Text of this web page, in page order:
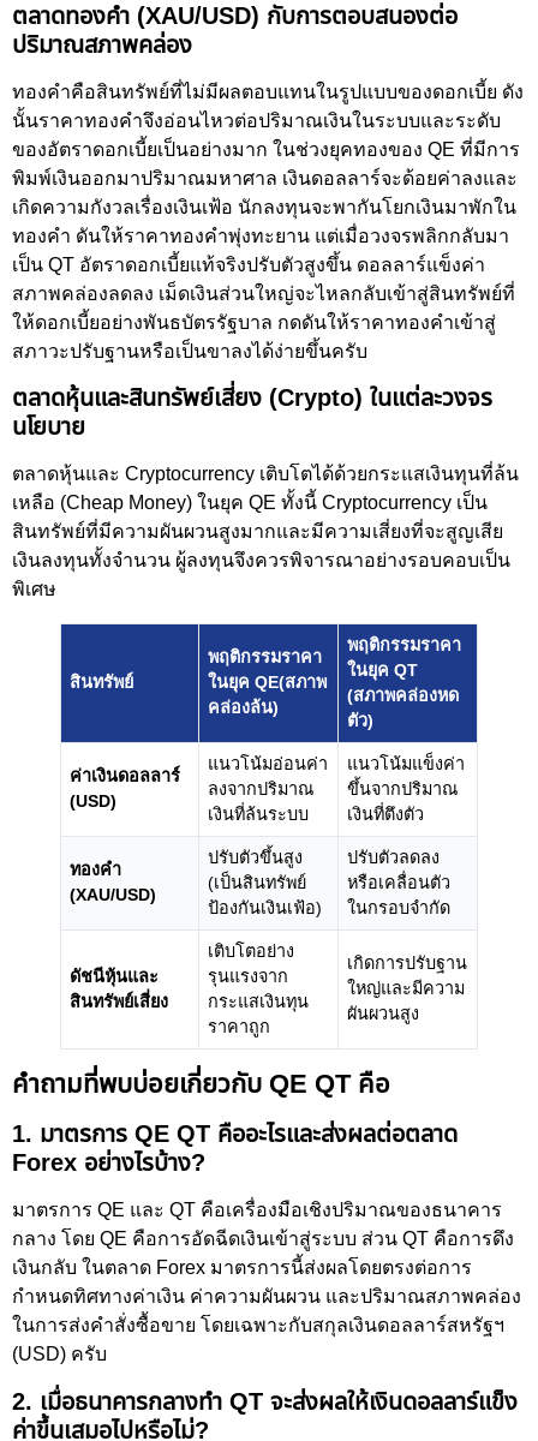
ตลาดทองคำ (XAU/USD) กับการตอบสนองต่อ
ปริมาณสภาพคล่อง
ทองคำคือสินทรัพย์ที่ไม่มีผลตอบแทนในรูปแบบของดอกเบี้ย ดัง
นั้นราคาทองคำจึงอ่อนไหวต่อปริมาณเงินในระบบและระดับ
ของอัตราดอกเบี้ยเป็นอย่างมาก ในช่วงยุคทองของ QE ที่มีการ
พิมพ์เงินออกมาปริมาณมหาศาล เงินดอลลาร์จะด้อยค่าลงและ
เกิดความกังวลเรื่องเงินเฟ้อ นักลงทุนจะพากันโยกเงินมาพักใน
ทองคำ ดันให้ราคาทองคำพุ่งทะยาน แต่เมื่อวงจรพลิกกลับมา
เป็น QT อัตราดอกเบี้ยแท้จริงปรับตัวสูงขึ้น ดอลลาร์แข็งค่า
สภาพคล่องลดลง เม็ดเงินส่วนใหญ่จะไหลกลับเข้าสู่สินทรัพย์ที่
ให้ดอกเบี้ยอย่างพันธบัตรรัฐบาล กดดันให้ราคาทองคำเข้าสู่
สภาวะปรับฐานหรือเป็นขาลงได้ง่ายขึ้นครับ
ตลาดหุ้นและสินทรัพย์เสี่ยง (Crypto) ในแต่ละวงจร
นโยบาย
ตลาดหุ้นและ Cryptocurrency เติบโตได้ด้วยกระแสเงินทุนที่ล้น
เหลือ (Cheap Money) ในยุค QE ทั้งนี้ Cryptocurrency เป็น
สินทรัพย์ที่มีความผันผวนสูงมากและมีความเสี่ยงที่จะสูญเสีย
เงินลงทุนทั้งจำนวน ผู้ลงทุนจึงควรพิจารณาอย่างรอบคอบเป็น
พิเศษ
สินทรัพย์
พฤติกรรมราคา
ในยุค QE(สภาพ
คล่องล้น)
พฤติกรรมราคา
ในยุค QT
(สภาพคล่องหด
ตัว)
ค่าเงินดอลลาร์
(USD)
แนวโน้มอ่อนค่า
ลงจากปริมาณ
เงินที่ล้นระบบ
แนวโน้มแข็งค่า
ขึ้นจากปริมาณ
เงินที่ตึงตัว
ทองคำ
(XAU/USD)
ปรับตัวขึ้นสูง
(เป็นสินทรัพย์
ป้องกันเงินเฟ้อ)
ปรับตัวลดลง
หรือเคลื่อนตัว
ในกรอบจำกัด
ดัชนีหุ้นและ
สินทรัพย์เสี่ยง
เติบโตอย่าง
รุนแรงจาก
กระแสเงินทุน
ราคาถูก
เกิดการปรับฐาน
ใหญ่และมีความ
ผันผวนสูง
คำถามที่พบบ่อยเกี่ยวกับ QE QT คือ
1. มาตรการ QE QT คืออะไรและส่งผลต่อตลาด
Forex อย่างไรบ้าง?
มาตรการ QE และ QT คือเครื่องมือเชิงปริมาณของธนาคาร
กลาง โดย QE คือการอัดฉีดเงินเข้าสู่ระบบ ส่วน QT คือการดึง
เงินกลับ ในตลาด Forex มาตรการนี้ส่งผลโดยตรงต่อการ
กำหนดทิศทางค่าเงิน ค่าความผันผวน และปริมาณสภาพคล่อง
ในการส่งคำสั่งซื้อขาย โดยเฉพาะกับสกุลเงินดอลลาร์สหรัฐฯ
(USD) ครับ
2. เมื่อธนาคารกลางทำ QT จะส่งผลให้เงินดอลลาร์แข็ง
ค่าขึ้นเสมอไปหรือไม่?